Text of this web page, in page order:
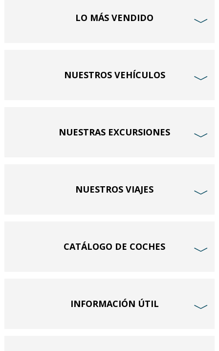
LO MÁS VENDIDO ﹀
NUESTROS VEHÍCULOS ﹀
NUESTRAS EXCURSIONES ﹀
NUESTROS VIAJES ﹀
CATÁLOGO DE COCHES ﹀
INFORMACIÓN ÚTIL ﹀